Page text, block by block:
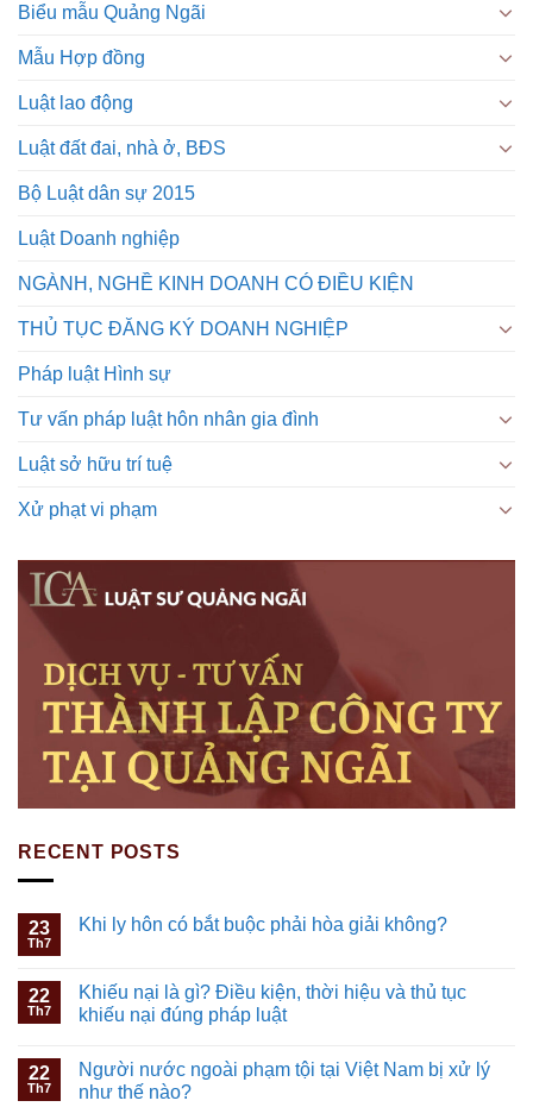
Biểu mẫu Quảng Ngãi
Mẫu Hợp đồng
Luật lao động
Luật đất đai, nhà ở, BĐS
Bộ Luật dân sự 2015
Luật Doanh nghiệp
NGÀNH, NGHỀ KINH DOANH CÓ ĐIỀU KIỆN
THỦ TỤC ĐĂNG KÝ DOANH NGHIỆP
Pháp luật Hình sự
Tư vấn pháp luật hôn nhân gia đình
Luật sở hữu trí tuệ
Xử phạt vi phạm
RECENT POSTS
23
Th7
Khi ly hôn có bắt buộc phải hòa giải không?
22
Th7
Khiếu nại là gì? Điều kiện, thời hiệu và thủ tục
khiếu nại đúng pháp luật
22
Th7
Người nước ngoài phạm tội tại Việt Nam bị xử lý
như thế nào?